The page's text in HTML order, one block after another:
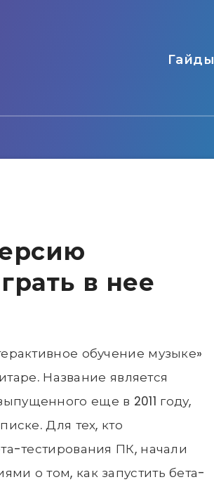
Гайды
в нее
обучение музыке»
Название является
еще в 2011 году,
Для тех, кто
тестирования ПК, начали
о том, как запустить бета-